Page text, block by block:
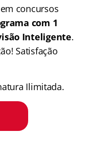
concursos
com 1
Inteligente.
Satisfação
Ilimitada.